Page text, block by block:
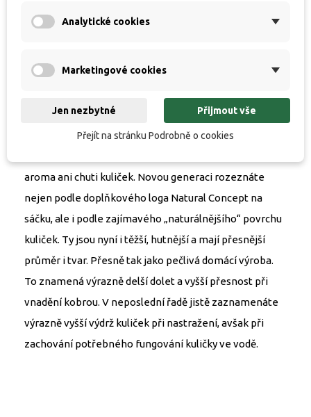
fungováním, jaké získáte při domácí ruční výrobě. Nová
dovoluje i přidání opravdového ovoce, jater a dalších
čerstvých vajec ve všech vyráběných řadách boilies.
Konzervace a stabilizace je postavena v maximální
aroma ani chuti kuliček. Novou generaci rozeznáte
nejen podle doplňkového loga Natural Concept na
sáčku, ale i podle zajímavého „naturálnějšího“ povrchu
kuliček. Ty jsou nyní i těžší, hutnější a mají přesnější
průměr i tvar. Přesně tak jako pečlivá domácí výroba.
To znamená výrazně delší dolet a vyšší přesnost při
vnadění kobrou. V neposlední řadě jistě zaznamenáte
výrazně vyšší výdrž kuliček při nastražení, avšak při
zachování potřebného fungování kuličky ve vodě.
Analytické cookies
Marketingové cookies
Jen nezbytné Přijmout vše
Přejít na stránku Podrobně o cookies